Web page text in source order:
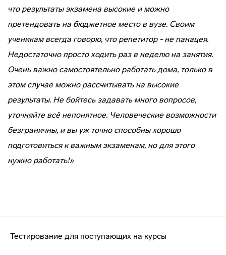
Тестирование для поступающих на курсы
что результаты экзамена высокие и можно
претендовать на бюджетное место в вузе. Своим
ученикам всегда говорю, чторепетитор - не панацея.
Недостаточно просто ходить раз в неделю на занятия.
Очень важно самостоятельно работать дома, только в
этом случае можно рассчитывать на высокие
результаты. Не бойтесь задавать много вопросов,
уточняйте всё непонятное. Человеческие возможности
безграничны, и вы уж точно способны хорошо
подготовиться к важным экзаменам, но для этого
нужно работать!»